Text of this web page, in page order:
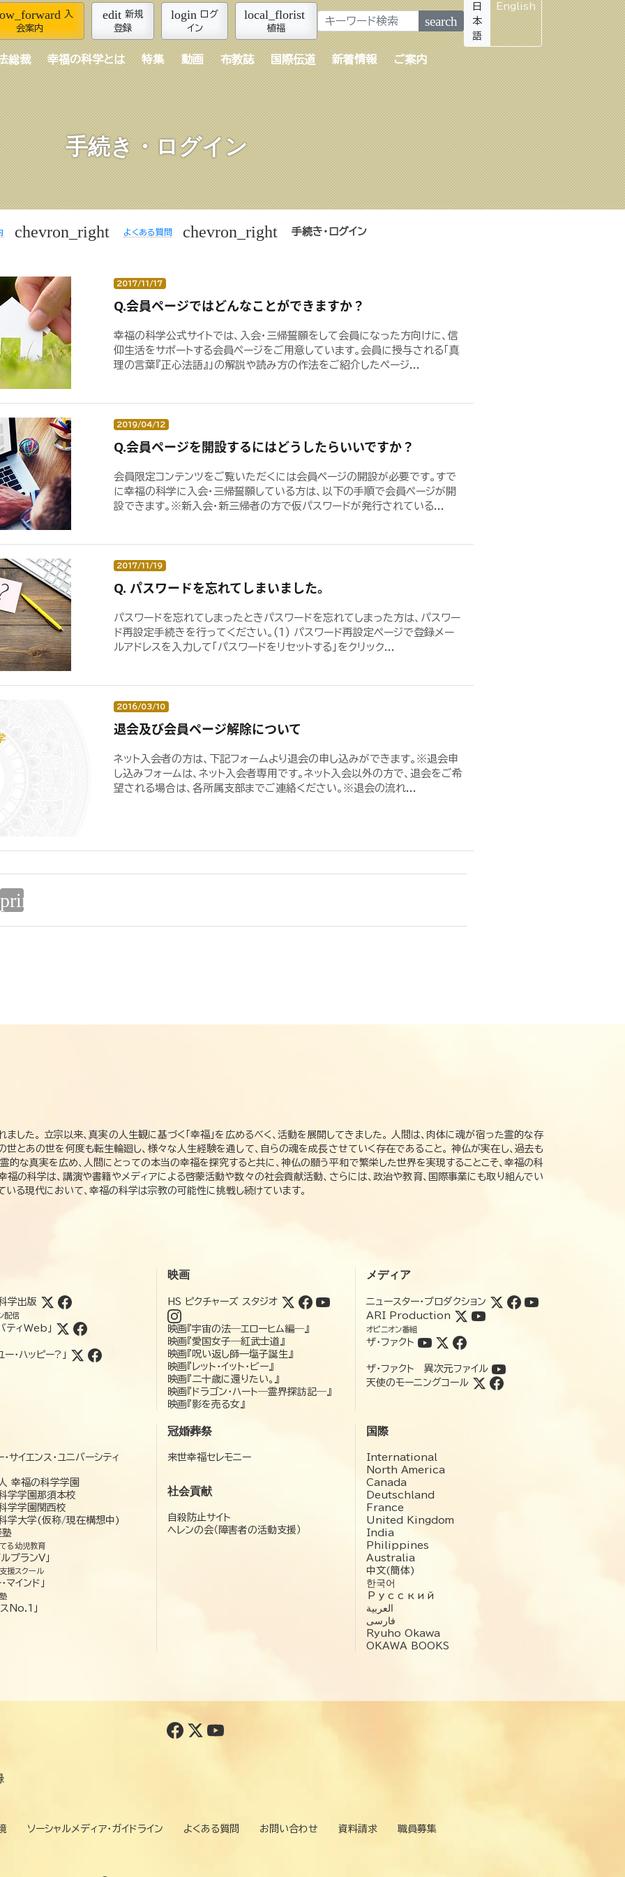
入
会案内
edit 新規
登録
login ログ
イン
local_florist
植福 search
日
本
語
English
総裁 幸福の科学とは 特集 動画 布教誌 国際伝道 新着情報 ご案内
手続き・ログイン
chevron_right よくある質問 chevron_right 手続き・ログイン
2017/11/17
Q.会員ページではどんなことができますか？
幸福の科学公式サイトでは、入会・三帰誓願をして会員になった方向けに、信
仰生活をサポートする会員ページをご用意しています。会員に授与される「真
理の言葉『正心法語』」の解説や読み方の作法をご紹介したページ...
2019/04/12
Q.会員ページを開設するにはどうしたらいいですか？
会員限定コンテンツをご覧いただくには会員ページの開設が必要です。すで
に幸福の科学に入会・三帰誓願している方は、以下の手順で会員ページが開
設できます。※新入会・新三帰者の方で仮パスワードが発行されている...
2017/11/19
Q. パスワードを忘れてしまいました。
パスワードを忘れてしまったときパスワードを忘れてしまった方は、パスワー
ド再設定手続きを行ってください。(1) パスワード再設定ページで登録メー
ルアドレスを入力して「パスワードをリセットする」をクリック...
2016/03/10
退会及び会員ページ解除について
ネット入会者の方は、下記フォームより退会の申し込みができます。※退会申
し込みフォームは、ネット入会者専用です。ネット入会以外の方で、退会をご希
望される場合は、各所属支部までご連絡ください。※退会の流れ...
print
た。 立宗以来、真実の人生観に基づく「幸福」を広めるべく、活動を展開してきました。 人間は、肉体に魂が宿った霊的な存
世とあの世を何度も転生輪廻し、様々な人生経験を通して、自らの魂を成長させていく存在であること。 神仏が実在し、過去も
的な真実を広め、人間にとっての本当の幸福を探究すると共に、神仏の願う平和で繁栄した世界を実現することこそ、幸福の科
の科学は、講演や書籍やメディアによる啓蒙活動や数々の社会貢献活動、さらには、政治や教育、国際事業にも取り組んでい
る現代において、幸福の科学は宗教の可能性に挑戦し続けています。
学出版
配信
ティWeb」
ー・ハッピー?」
映画
HS ピクチャーズ スタジオ
映画『宇宙の法―エローヒム編―』
映画『愛国女子―紅武士道』
映画『呪い返し師—塩子誕生』
映画『レット・イット・ビー』
映画『二十歳に還りたい。』
映画『ドラゴン・ハート―霊界探訪記―』
映画『影を売る女』
メディア
ニュースター・プロダクション
ARI Production
オピニオン番組
ザ・ファクト
ザ・ファクト 異次元ファイル
天使のモーニングコール
サイエンス・ユニバーシティ
幸福の科学学園
学学園那須本校
学学園関西校
学大学(仮称/現在構想中)
塾
る幼児教育
プランV」
援スクール
マインド」
スNo.1」
冠婚葬祭
来世幸福セレモニー
社会貢献
自殺防止サイト
ヘレンの会（障害者の活動支援）
国際
International
North America
Canada
Deutschland
France
United Kingdom
India
Philippines
Australia
中文(簡体)
한국어
Русский
العربية‏
فارسی
Ryuho Okawa
OKAWA BOOKS
ソーシャルメディア・ガイドライン よくある質問 お問い合わせ 資料請求 職員募集